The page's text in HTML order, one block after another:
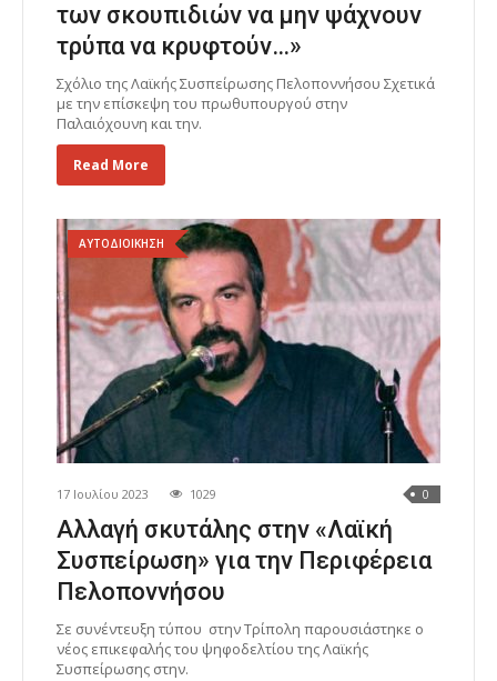
των σκουπιδιών να μην ψάχνουν
τρύπα να κρυφτούν…»
Σχόλιο της Λαϊκής Συσπείρωσης Πελοποννήσου Σχετικά
με την επίσκεψη του πρωθυπουργού στην
Παλαιόχουνη και την.
Read More
ΑΥΤΟΔΙΟΙΚΗΣΗ
17 Ιουλίου 2023 1029 0
Αλλαγή σκυτάλης στην «Λαϊκή
Συσπείρωση» για την Περιφέρεια
Πελοποννήσου
Σε συνέντευξη τύπου στην Τρίπολη παρουσιάστηκε ο
νέος επικεφαλής του ψηφοδελτίου της Λαϊκής
Συσπείρωσης στην.